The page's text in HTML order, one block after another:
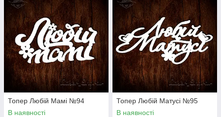
Топер Любій Мамі №94
В наявності
Топер Любій Матусі №95
В наявності